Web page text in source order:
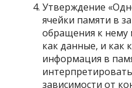
Утверждение
ячейки памяти в
обращения к нему
как данные, и как
информация в
зависимости от